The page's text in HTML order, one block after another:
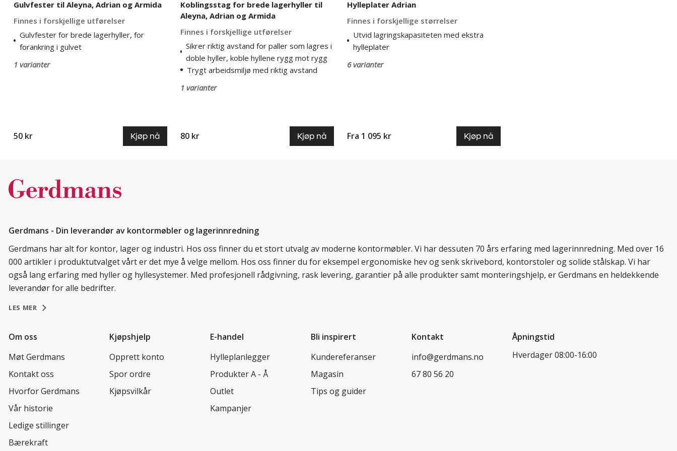
Gulvfester til Aleyna, Adrian og Armida
Finnes i forskjellige utførelser
Gulvfester for brede lagerhyller, for
forankring i gulvet
1 varianter
50 kr Kjøp nå
Koblingsstag for brede lagerhyller til
Aleyna, Adrian og Armida
Finnes i forskjellige utførelser
Sikrer riktig avstand for paller som lagres i
doble hyller, koble hyllene rygg mot rygg
Trygt arbeidsmiljø med riktig avstand
1 varianter
80 kr Kjøp nå
Hylleplater Adrian
Finnes i forskjellige størrelser
Utvid lagringskapasiteten med ekstra
hylleplater
6 varianter
Fra 1 095 kr Kjøp nå
Gerdmans - Din leverandør av kontormøbler og lagerinnredning
Gerdmans har alt for kontor, lager og industri. Hos oss finner du et stort utvalg av moderne kontormøbler. Vi har dessuten 70 års erfaring med lagerinnredning. Med over 16
000 artikler i produktutvalget vårt er det mye å velge mellom. Hos oss finner du for eksempel ergonomiske hev og senk skrivebord, kontorstoler og solide stålskap. Vi har
også lang erfaring med hyller og hyllesystemer. Med profesjonell rådgivning, rask levering, garantier på alle produkter samt monteringshjelp, er Gerdmans en heldekkende
leverandør for alle bedrifter.
LES MER
Om oss
Møt Gerdmans
Kontakt oss
Hvorfor Gerdmans
Vår historie
Ledige stillinger
Bærekraft
Kjøpshjelp
Opprett konto
Spor ordre
Kjøpsvilkår
E-handel
Hylleplanlegger
Produkter A - Å
Outlet
Kampanjer
Bli inspirert
Kundereferanser
Magasin
Tips og guider
Kontakt
info@gerdmans.no
67 80 56 20
Åpningstid
Hverdager 08:00-16:00